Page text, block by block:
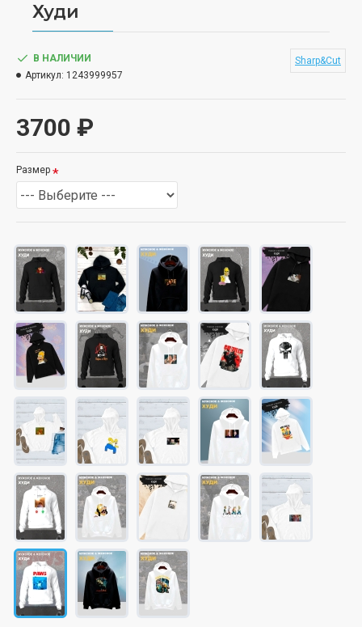
Худи
3700 ₽
В НАЛИЧИИ
Артикул: 1243999957
Sharp&Cut
Размер